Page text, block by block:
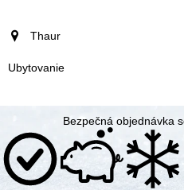
Thaur
Bezpečná objednávka